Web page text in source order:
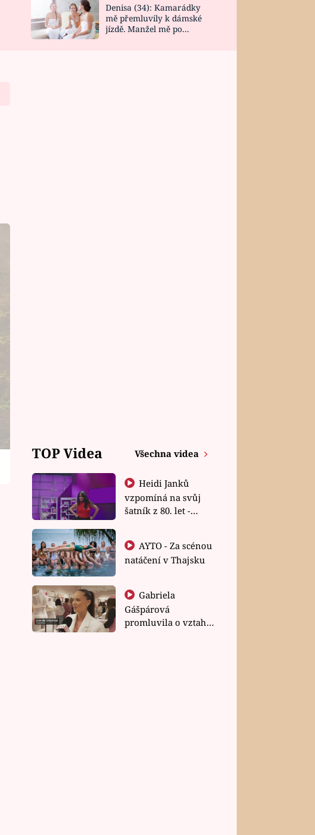
DESIGN
Denisa (34): Kamarádky
mě přemluvily k dámské
jízdě. Manžel mě po
TOP Videa Všechna videa
Heidi Janků
vzpomíná na svůj
šatník z 80. let -
natáčení v Thajsku
Gabriela
Gášpárová
promluvila o vztahu